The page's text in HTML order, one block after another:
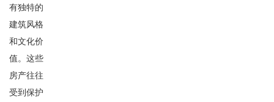
有独特的
建筑风格
和文化价
值。这些
房产往往
受到保护